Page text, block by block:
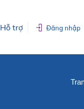
Hỗ trợ Đăng nhập